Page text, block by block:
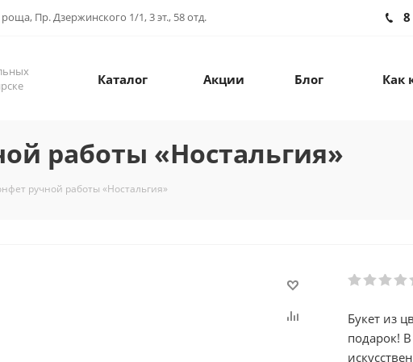
Пр. Дзержинского 1/1, 3 эт., 58 отд.
Каталог Акции Блог Как
работы «Ностальгия»
ручной работы «Ностальгия»
Букет из
подарок!